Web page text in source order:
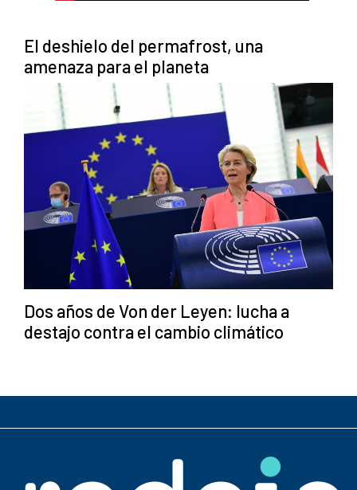
El deshielo del permafrost, una
amenaza para el planeta
Dos años de Von der Leyen: lucha a
destajo contra el cambio climático